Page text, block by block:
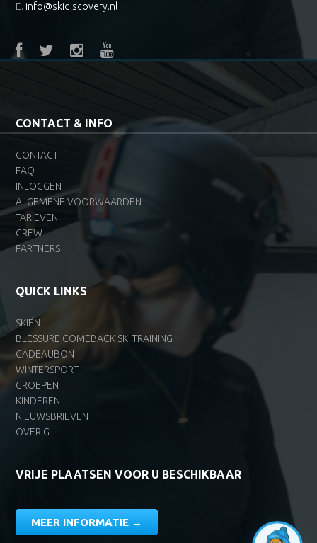
E. info@skidiscovery.nl
CONTACT & INFO
CONTACT
FAQ
INLOGGEN
ALGEMENE VOORWAARDEN
TARIEVEN
CREW
PARTNERS
QUICK LINKS
SKIËN
BLESSURE COMEBACK SKI TRAINING
CADEAUBON
WINTERSPORT
GROEPEN
KINDEREN
NIEUWSBRIEVEN
OVERIG
VRIJE PLAATSEN VOOR U BESCHIKBAAR
MEER INFORMATIE →